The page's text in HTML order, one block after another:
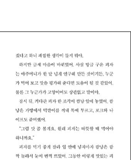
여러 어린이책에 그림을 그